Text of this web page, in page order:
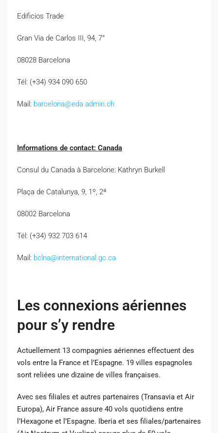
Edificios Trade
Gran Via de Carlos III, 94, 7°
08028 Barcelona
Tél: (+34) 934 090 650
Mail: barcelona@eda.admin.ch
Informations de contact: Canada
Consul du Canada à Barcelone: Kathryn Burkell
Plaça de Catalunya, 9, 1º, 2ª
08002 Barcelona
Tél: (+34) 932 703 614
Mail: bclna@international.gc.ca
Les connexions aériennes
pour s’y rendre
Actuellement 13 compagnies aériennes effectuent des
vols entre la France et l’Espagne. 19 villes espagnoles
sont reliées une dizaine de villes françaises.
Avec ses filiales et autres partenaires (Transavia et Air
Europa), Air France assure 40 vols quotidiens entre
l’Hexagone et l’Espagne. Iberia et ses filiales/partenaires